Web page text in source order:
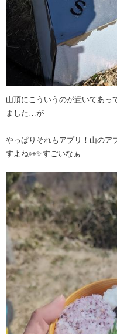
山頂にこういうのが置いてあっ
ました…が
やっぱりそれもアプリ！山のア
すよね👀✨すごいなぁ